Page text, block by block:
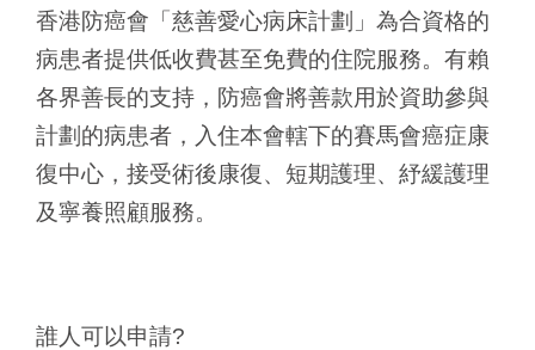
香港防癌會「慈善愛心病床計劃」為合資格的
病患者提供低收費甚至免費的住院服務。有賴
各界善長的支持，防癌會將善款用於資助參與
計劃的病患者，入住本會轄下的賽馬會癌症康
復中心，接受術後康復、短期護理、紓緩護理
及寧養照顧服務。
誰人可以申請?